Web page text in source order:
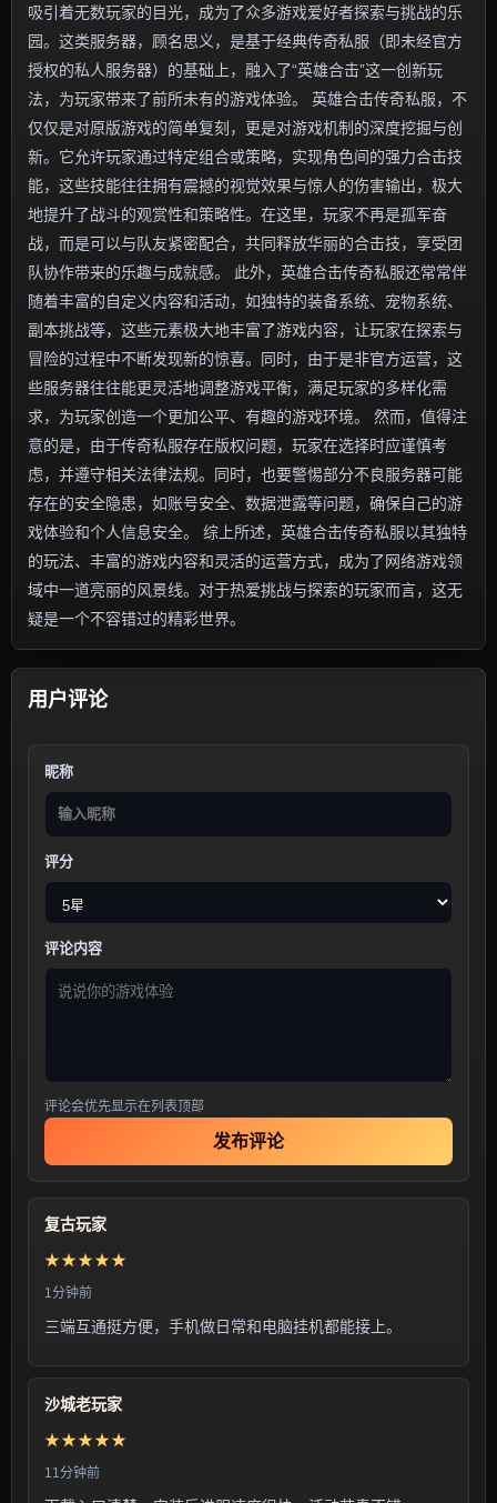
吸引着无数玩家的目光，成为了众多游戏爱好者探索与挑战的乐
园。这类服务器，顾名思义，是基于经典传奇私服（即未经官方
授权的私人服务器）的基础上，融入了“英雄合击”这一创新玩
法，为玩家带来了前所未有的游戏体验。 英雄合击传奇私服，不
仅仅是对原版游戏的简单复刻，更是对游戏机制的深度挖掘与创
新。它允许玩家通过特定组合或策略，实现角色间的强力合击技
能，这些技能往往拥有震撼的视觉效果与惊人的伤害输出，极大
地提升了战斗的观赏性和策略性。在这里，玩家不再是孤军奋
战，而是可以与队友紧密配合，共同释放华丽的合击技，享受团
队协作带来的乐趣与成就感。 此外，英雄合击传奇私服还常常伴
随着丰富的自定义内容和活动，如独特的装备系统、宠物系统、
副本挑战等，这些元素极大地丰富了游戏内容，让玩家在探索与
冒险的过程中不断发现新的惊喜。同时，由于是非官方运营，这
些服务器往往能更灵活地调整游戏平衡，满足玩家的多样化需
求，为玩家创造一个更加公平、有趣的游戏环境。 然而，值得注
意的是，由于传奇私服存在版权问题，玩家在选择时应谨慎考
虑，并遵守相关法律法规。同时，也要警惕部分不良服务器可能
存在的安全隐患，如账号安全、数据泄露等问题，确保自己的游
戏体验和个人信息安全。 综上所述，英雄合击传奇私服以其独特
的玩法、丰富的游戏内容和灵活的运营方式，成为了网络游戏领
域中一道亮丽的风景线。对于热爱挑战与探索的玩家而言，这无
疑是一个不容错过的精彩世界。
用户评论
昵称
评分
评论内容
评论会优先显示在列表顶部
发布评论
复古玩家
★★★★★
1分钟前
三端互通挺方便，手机做日常和电脑挂机都能接上。
沙城老玩家
★★★★★
11分钟前